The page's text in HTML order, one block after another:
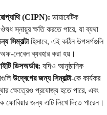
(CIPN): ডায়াবেটিক
স্নায়ুর ক্ষতি করতে পারে, যা ব্যথা
সিম্বাল্টাহিসাবে, এই কঠিন উপসর্গগুলি
লেবেল ব্যবহার করা হয়।
ডিসঅর্ডার: যদিও আনুষ্ঠানিক
উদ্বেগের জন্য সিম্বাল্টা-কে কার্যকর
ক্ষেত্রেও প্রযোজ্য হতে পারে, এবং
ফোবিয়ার জন্য এটি লিখে দিতে পারেন।